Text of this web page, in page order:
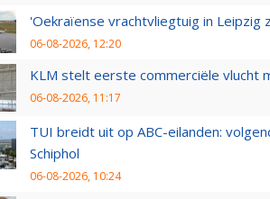
'Oekraïense vrachtvliegtuig in Leipzig
06-08-2026, 12:20
KLM stelt eerste commerciële vlucht
06-08-2026, 11:17
TUI breidt uit op ABC-eilanden:
Schiphol
06-08-2026, 10:24